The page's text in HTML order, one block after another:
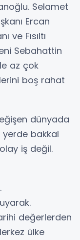
Selamet
Ercan
ve Fısıltı
Sebahattin
az çok
boş rahat
dünyada
yerde bakkal
iş değil.
değerlerden
ülke